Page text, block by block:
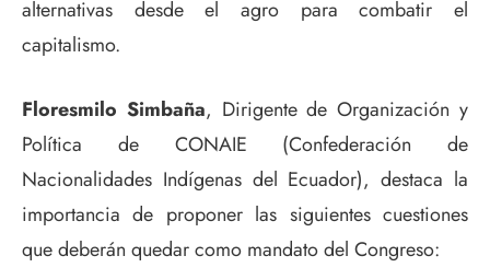
alternativas desde el agro para combatir el
capitalismo.
Floresmilo Simbaña, Dirigente de Organización y
Política de CONAIE (Confederación de
Nacionalidades Indígenas del Ecuador), destaca la
importancia de proponer las siguientes cuestiones
que deberán quedar como mandato del Congreso: